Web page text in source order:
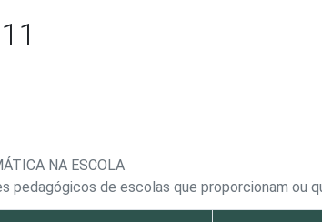
NA ESCOLA
de escolas que proporcionam ou